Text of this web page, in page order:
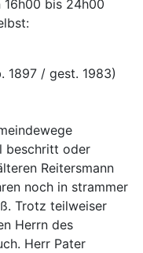
16h00 bis 24h00
1897 / gest. 1983)
beschritt oder
Reitersmann
noch in strammer
Trotz teilweiser
Herrn des
Herr Pater